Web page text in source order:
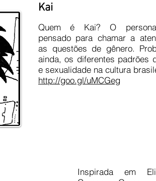
Kai
Quem é Kai? O
pensado para chamar a
as questões de gênero.
ainda, os diferentes padrões
e sexualidade na cultura
http://goo.gl/uMCGeg
Inspirada em